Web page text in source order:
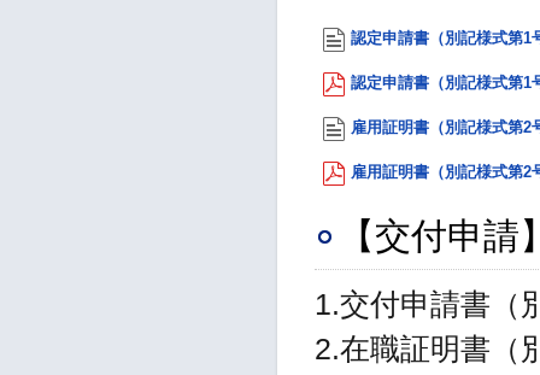
認定申請書（別記様式第1
認定申請書（別記様式第1
雇用証明書（別記様式第2
雇用証明書（別記様式第2
【交付申
1.交付申請書（
2.在職証明書（